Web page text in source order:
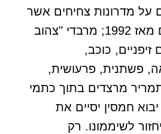
על מדרונות צחיחים אשר
לא ראינום ירוקים מאז 1992; מרבדי "צהוב
זיפניים, כוכב,
פשתנית, פרעושית,
מרצדים בתוך כתמי
חמסין יסיים את
לשיממונו. רק